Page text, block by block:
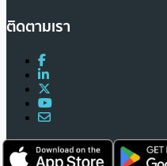
ติดตามเรา